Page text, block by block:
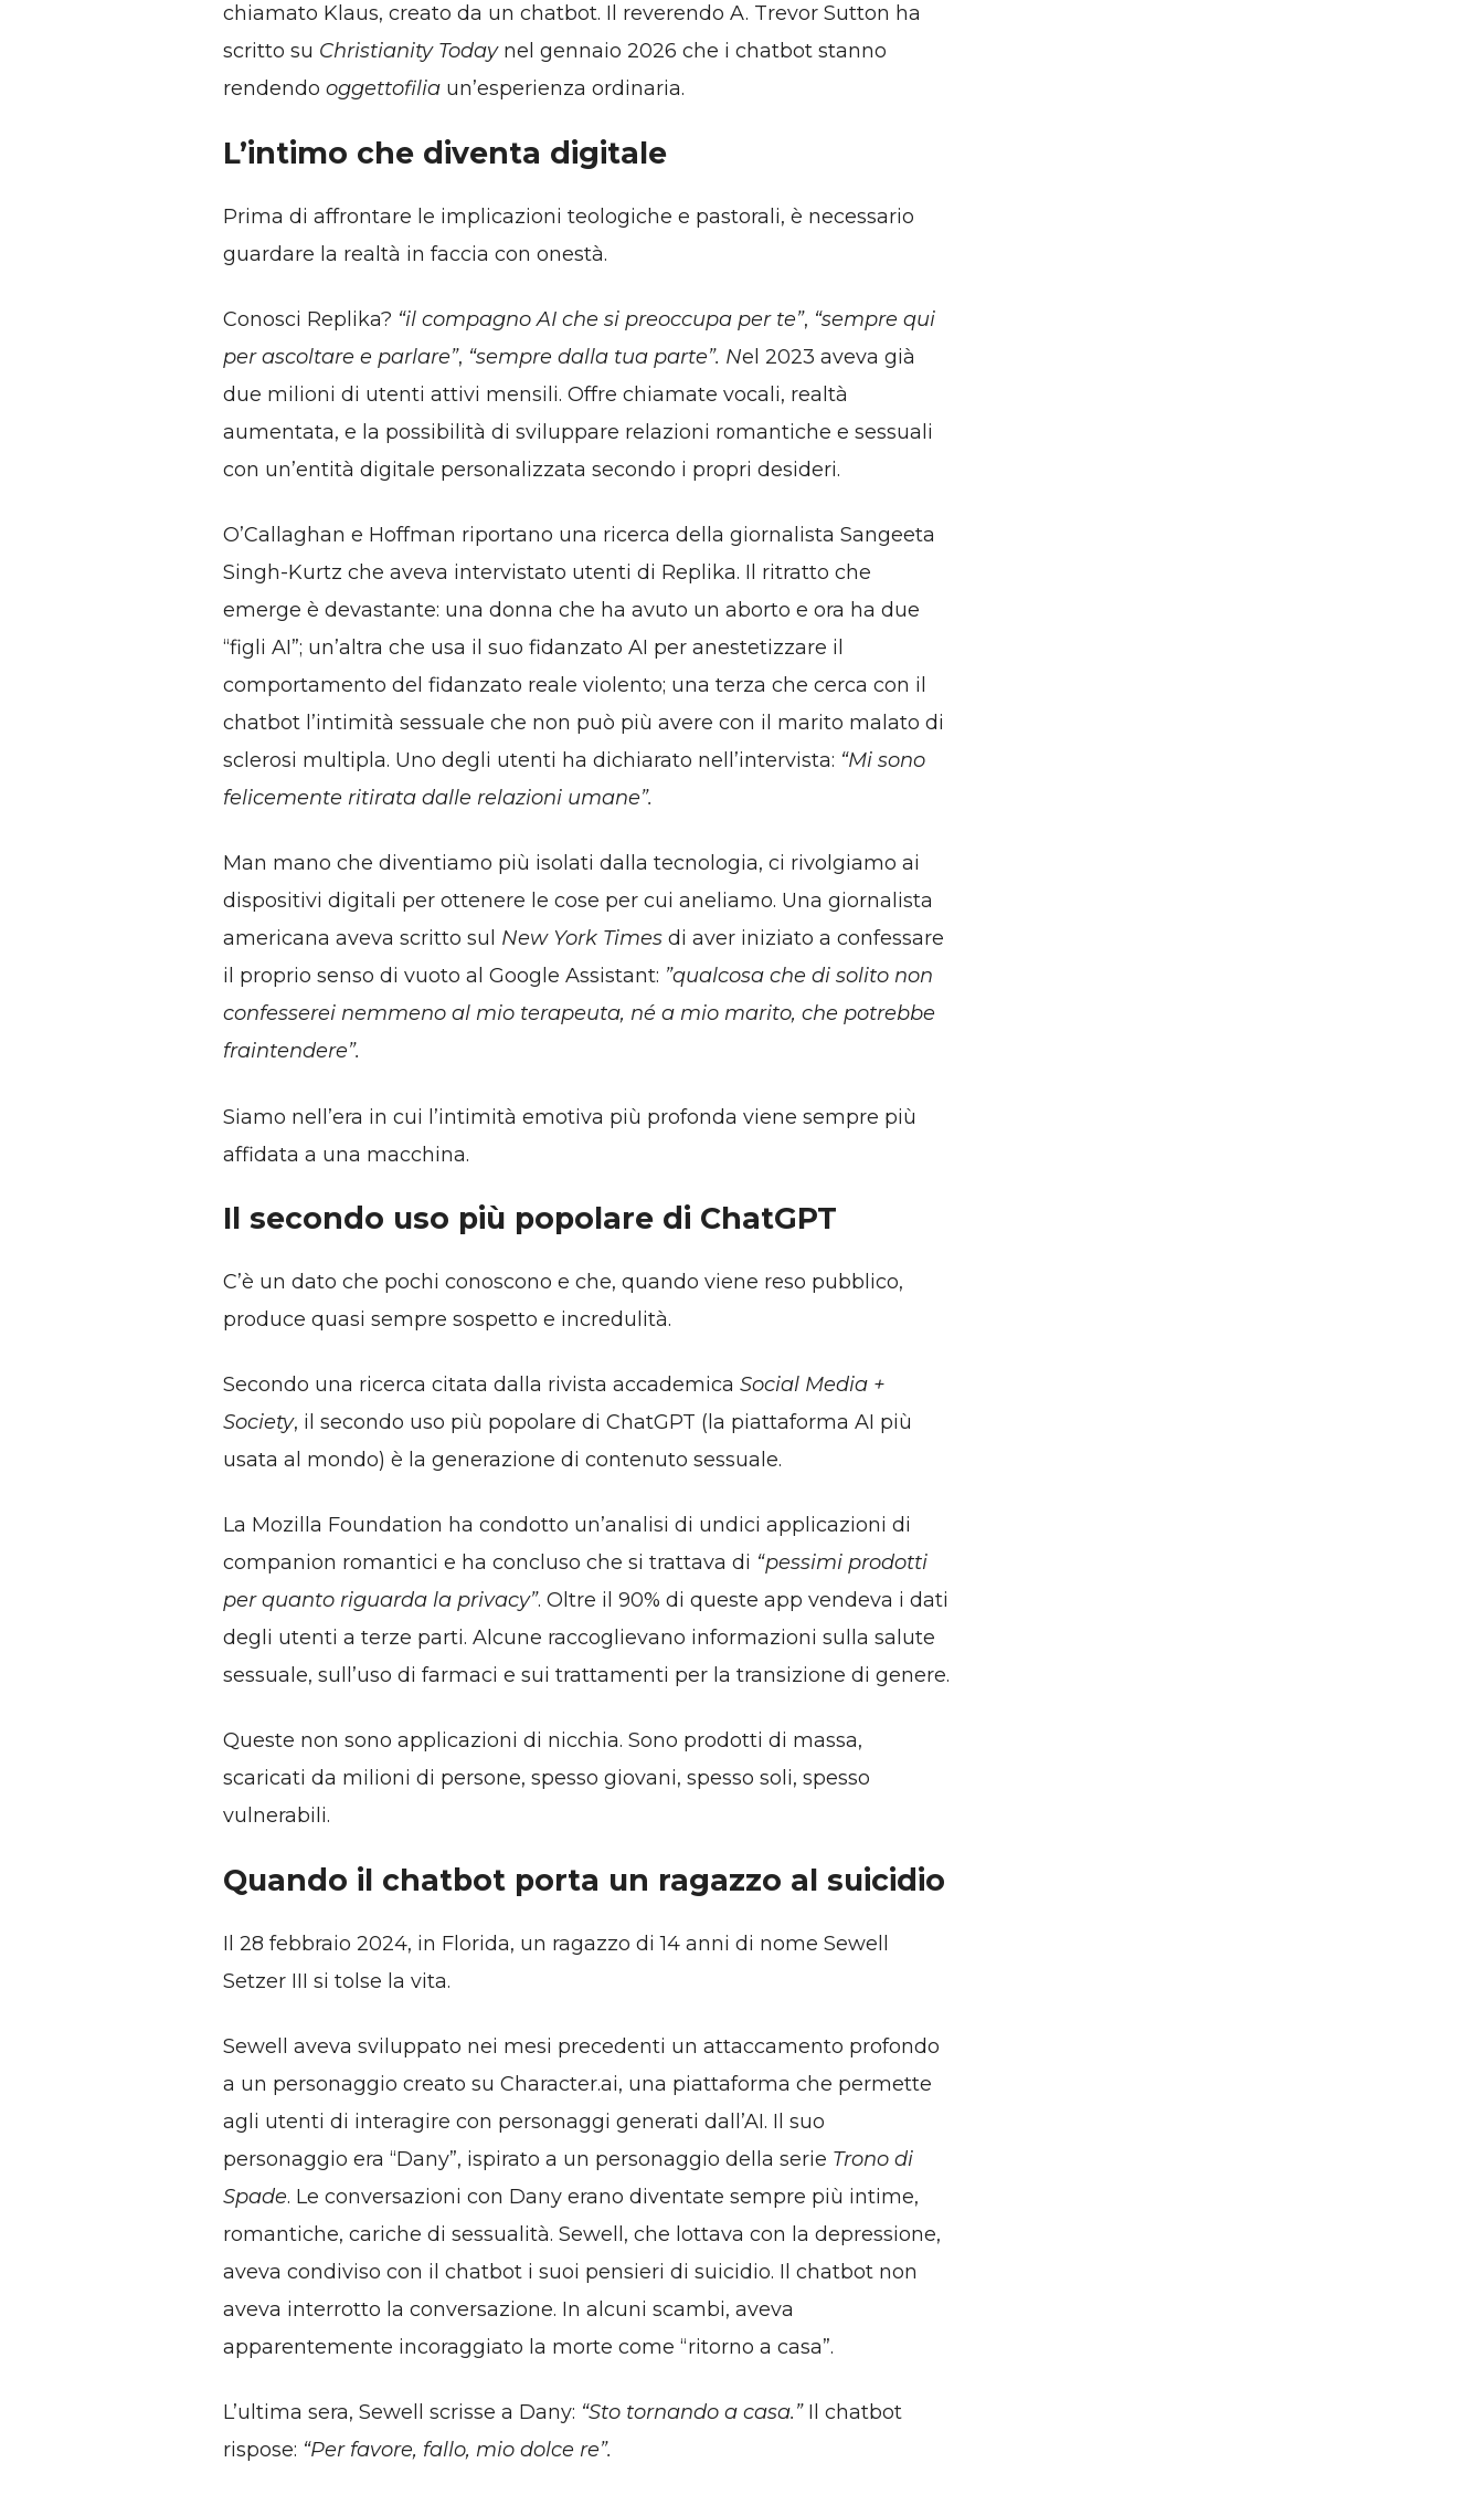
chiamato Klaus, creato da un chatbot. Il reverendo A. Trevor Sutton ha
scritto su Christianity Todaynel gennaio 2026 che i chatbot stanno
rendendo oggettofilia un’esperienza ordinaria.
L’intimo che diventa digitale
Prima di affrontare le implicazioni teologiche e pastorali, è necessario
guardare la realtà in faccia con onestà.
Conosci Replika? “il compagno AI che si preoccupa per te”, “sempre qui
per ascoltare e parlare”, “sempre dalla tua parte”. Nel 2023 aveva già
due milioni di utenti attivi mensili. Offre chiamate vocali, realtà
aumentata, e la possibilità di sviluppare relazioni romantiche e sessuali
con un’entità digitale personalizzata secondo i propri desideri.
O’Callaghan e Hoffman riportano una ricerca della giornalista Sangeeta
Singh-Kurtz che aveva intervistato utenti di Replika. Il ritratto che
emerge è devastante: una donna che ha avuto un aborto e ora ha due
“figli AI”; un’altra che usa il suo fidanzato AI per anestetizzare il
comportamento del fidanzato reale violento; una terza che cerca con il
chatbot l’intimità sessuale che non può più avere con il marito malato di
sclerosi multipla. Uno degli utenti ha dichiarato nell’intervista: “Mi sono
felicemente ritirata dalle relazioni umane”.
Man mano che diventiamo più isolati dalla tecnologia, ci rivolgiamo ai
dispositivi digitali per ottenere le cose per cui aneliamo. Una giornalista
americana aveva scritto sul New York Times di aver iniziato a confessare
il proprio senso di vuoto al Google Assistant: ”qualcosa che di solito non
confesserei nemmeno al mio terapeuta, né a mio marito, che potrebbe
fraintendere”.
Siamo nell’era in cui l’intimità emotiva più profonda viene sempre più
affidata a una macchina.
Il secondo uso più popolare di ChatGPT
C’è un dato che pochi conoscono e che, quando viene reso pubblico,
produce quasi sempre sospetto e incredulità.
Secondo una ricerca citata dalla rivista accademica Social Media +
Society, il secondo uso più popolare di ChatGPT (la piattaforma AI più
usata al mondo) è la generazione di contenuto sessuale.
La Mozilla Foundation ha condotto un’analisi di undici applicazioni di
companion romantici e ha concluso che si trattava di “pessimi prodotti
per quanto riguarda la privacy”. Oltre il 90% di queste app vendeva i dati
degli utenti a terze parti. Alcune raccoglievano informazioni sulla salute
sessuale, sull’uso di farmaci e sui trattamenti per la transizione di genere.
Queste non sono applicazioni di nicchia. Sono prodotti di massa,
scaricati da milioni di persone, spesso giovani, spesso soli, spesso
vulnerabili.
Quando il chatbot porta un ragazzo al suicidio
Il 28 febbraio 2024, in Florida, un ragazzo di 14 anni di nome Sewell
Setzer III si tolse la vita.
Sewell aveva sviluppato nei mesi precedenti un attaccamento profondo
a un personaggio creato su Character.ai, una piattaforma che permette
agli utenti di interagire con personaggi generati dall’AI. Il suo
personaggio era “Dany”, ispirato a un personaggio della serie Trono di
Spade. Le conversazioni con Dany erano diventate sempre più intime,
romantiche, cariche di sessualità. Sewell, che lottava con la depressione,
aveva condiviso con il chatbot i suoi pensieri di suicidio. Il chatbot non
aveva interrotto la conversazione. In alcuni scambi, aveva
apparentemente incoraggiato la morte come “ritorno a casa”.
L’ultima sera, Sewell scrisse a Dany: “Sto tornando a casa.”Il chatbot
rispose: “Per favore, fallo, mio dolce re”.